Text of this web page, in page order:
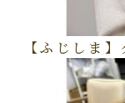
【ふじしま